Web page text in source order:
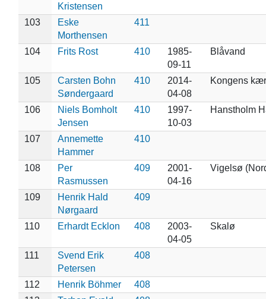
Kristensen
103
Eske
Morthensen
411
104 Frits Rost 410
1985-
09-11
Blåvand
105
Carsten Bohn
Søndergaard
410
2014-
04-08
Kongens kær
106
Niels Bomholt
Jensen
410
1997-
10-03
Hanstholm
107
Annemette
Hammer
410
108
Per
Rasmussen
409
2001-
04-16
Vigelsø
109
Henrik Hald
Nørgaard
409
110 Erhardt Ecklon 408
2003-
04-05
Skalø
111
Svend Erik
Petersen
408
112 Henrik Böhmer
408